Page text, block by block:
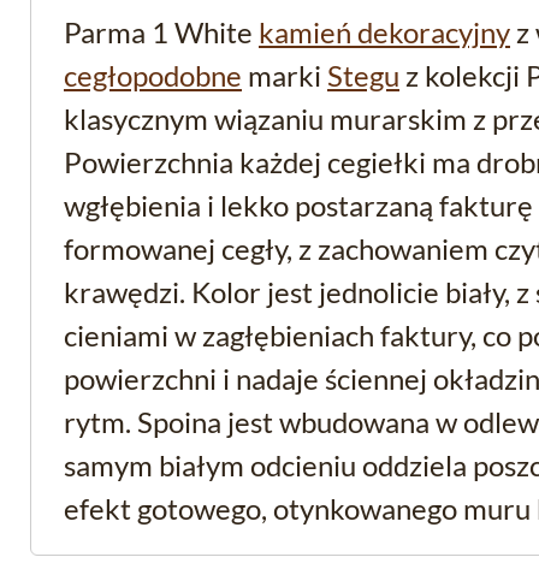
Parma 1 White kamień dekoracyjny z
cegłopodobne marki Stegu z kolekcji
klasycznym wiązaniu murarskim z
Powierzchnia każdej cegiełki ma
wgłębienia i lekko postarzaną
formowanej cegły, z zachowaniem
krawędzi. Kolor jest jednolicie biały,
cieniami w zagłębieniach faktury, co
powierzchni i nadaje ściennej
rytm. Spoina jest wbudowana w
samym białym odcieniu oddziela
efekt gotowego, otynkowanego muru
dodatkowego fugowania.